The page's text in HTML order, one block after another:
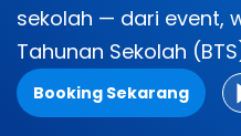
sekolah — dari event,
Tahunan Sekolah
Booking Sekarang